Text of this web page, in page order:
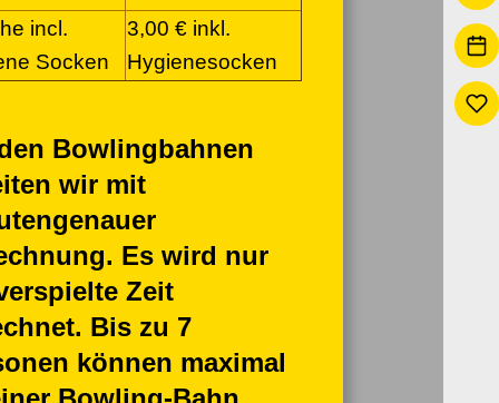
incl.
Socken
3,00 € inkl.
Hygienesocken
Bowlingbahnen
wir mit
Es wird nur
Zeit
Bis zu 7
können maximal